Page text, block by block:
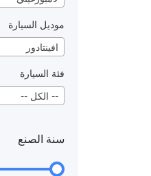
موديل السيارة
افينتادور
فئة السيارة
-- الكل --
سنة الصنع